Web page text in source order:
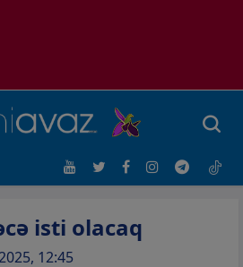
isti olacaq
12:45